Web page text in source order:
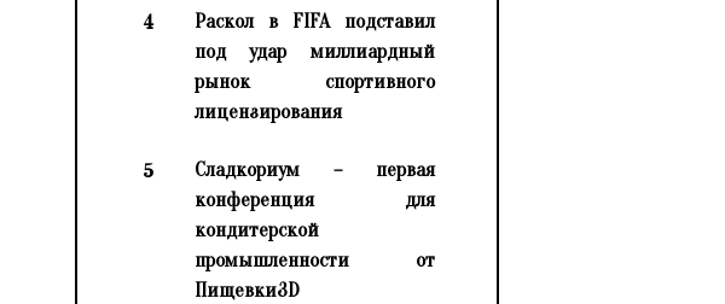
4
Раскол в FIFA подставил
под удар миллиардный
рынок спортивного
лицензирования
5
Сладкориум – первая
конференция для
кондитерской
промышленности от
Пищевки3D